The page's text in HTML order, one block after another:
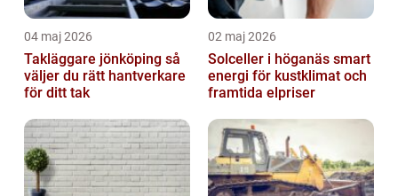
04 maj 2026
Takläggare jönköping så
väljer du rätt hantverkare
för ditt tak
02 maj 2026
Solceller i höganäs smart
energi för kustklimat och
framtida elpriser